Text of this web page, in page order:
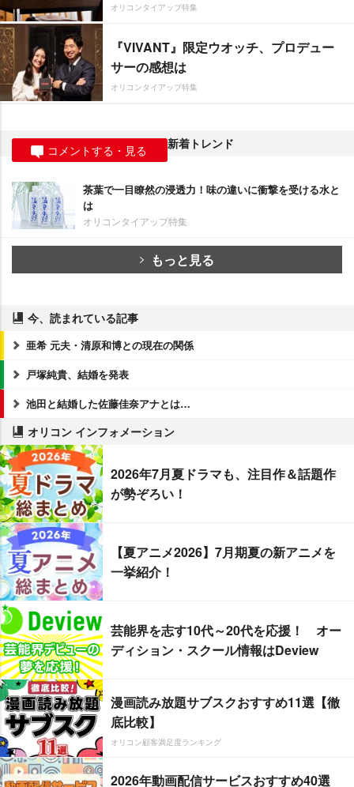
オリコンタイアップ特集
『VIVANT』限定ウオッチ、プロデュー
サーの感想は
オリコンタイアップ特集
コメントする・見る 新着トレンド
茶葉で一目瞭然の浸透力！味の違いに衝撃を受ける水と
は
オリコンタイアップ特集
もっと見る
今、読まれている記事
亜希 元夫・清原和博との現在の関係
戸塚純貴、結婚を発表
池田と結婚した佐藤佳奈アナとは…
オリコン インフォメーション
2026年7月夏ドラマも、注目作＆話題作
が勢ぞろい！
【夏アニメ2026】7月期夏の新アニメを
一挙紹介！
芸能界を志す10代～20代を応援！ オー
ディション・スクール情報はDeview
漫画読み放題サブスクおすすめ11選【徹
底比較】
オリコン顧客満足度ランキング
2026年動画配信サービスおすすめ40選